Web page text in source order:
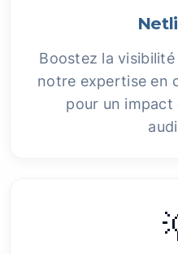
Boostez la
notre expertise en
pour un impact